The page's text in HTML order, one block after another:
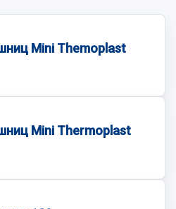
Mini Themoplast
Mini Thermoplast